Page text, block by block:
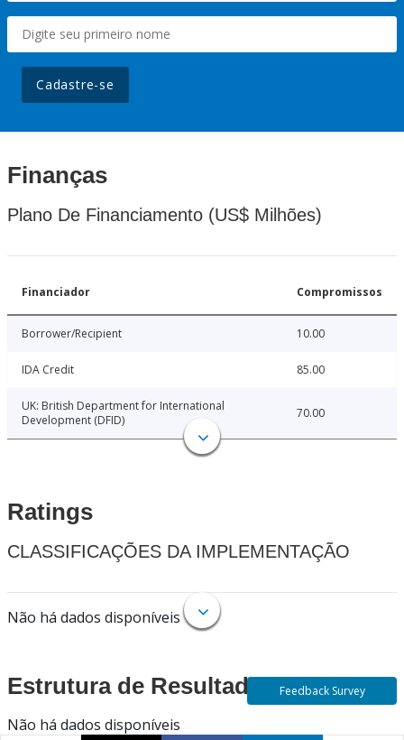
Cadastre-se
Finanças
Plano De Financiamento (US$ Milhões)
Financiador Compromissos
Borrower/Recipient 10.00
IDA Credit 85.00
UK: British Department for International
Development (DFID)
70.00
Ratings
CLASSIFICAÇÕES DA IMPLEMENTAÇÃO
Não há dados disponíveis
Estrutura de Resultados
Não há dados disponíveis
Feedback Survey